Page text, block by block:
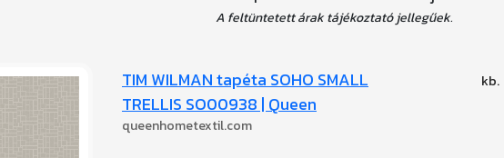
A feltüntetett árak tájékoztató jellegűek.
TIM WILMAN tapéta SOHO SMALL
TRELLIS SO00938 | Queen
queenhometextil.com